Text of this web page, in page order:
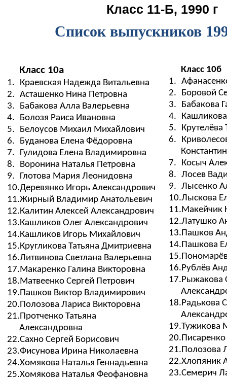
Класс 11-Б, 1990 г
Список выпускников
Класс 10а
1.
Краевская Надежда Витальевна
2. Асташенко Нина Петровна
3.
Бабакова Алла Валерьевна
4.
Болозя Раиса Ивановна
5.
Белоусов Михаил Михайлович
6.
Буданова Елена Фёдоровна
7.
Гулидова Елена Владимировна
8.
Воронина Наталья Петровна
9.
Глотова Мария Леонидовна
10.Деревянко Игорь Александрович
11.Жирный Владимир Анатольевич
12.Калитин Алексей Александрович
13.Кашликов Олег Александрович
14.Кашликов Игорь Михайлович
15.Кругликова Татьяна Дмитриевна
16.Литвинова Светлана Валерьевна
17.Макаренко Галина Викторовна
18.Матвеенко Сергей Петрович
19.Пашков Виктор Владимирович
20.Полозова Лариса Викторовна
21.Протченко Татьяна
Александровна
22.Сахно Сергей Борисович
23.Фисунова Ирина Николаевна
24.Хомякова Наталья Геннадьевна
25.Хомякова Наталья Феофановна
Класс 10б
1.
2.
Боровой
3.
Бабакова
4.
5.
Крутелёва
6.
7.
Косыч
8. Лосев
9. Лысенко
10.Лыскова
11.Макейчик
12.Латушко
13.Пашков
14.Пашкова
15.
16.Рублёв
17.Рыжакова
18.Радькова
19.Тужикова
20.
21.Полозова
22.Хлопяник
23.Семерич